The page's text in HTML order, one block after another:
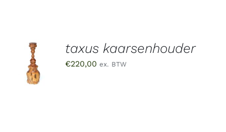
TOEVOEGEN
AAN
WINKELWAGEN
/
DETAILS
taxus kaarsenhouder
€220,00 ex. BTW